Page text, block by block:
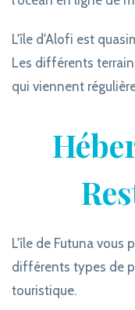
L'île d'Alofi est
Les différents
qui viennent
L'île de Futuna vous
différents types de
touristique.